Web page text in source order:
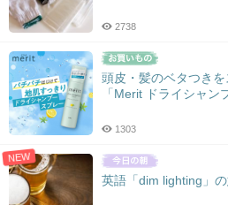
2738
頭皮・髪のベタつき
「Merit ドライシャン
1303
NEW
英語「dim lighting」